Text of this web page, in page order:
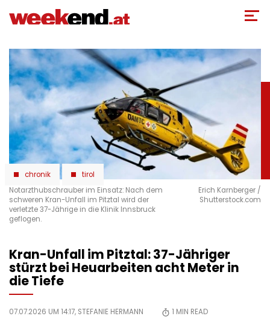
zum
chronik
tirol
Notarzthubschrauber im Einsatz: Nach dem
schweren Kran-Unfall im Pitztal wird der
verletzte 37-Jährige in die Klinik Innsbruck
geflogen.
Erich Karnberger /
Shutterstock.com
Kran-Unfall im Pitztal: 37-Jähriger
stürzt bei Heuarbeiten acht Meter in
die Tiefe
07.07.2026 UM 14:17, STEFANIE HERMANN 1 MIN READ